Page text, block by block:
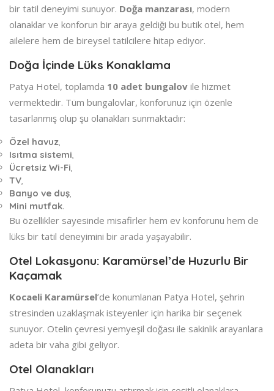
bir tatil deneyimi sunuyor. Doğa manzarası, modern
olanaklar ve konforun bir araya geldiği bu butik otel, hem
ailelere hem de bireysel tatilcilere hitap ediyor.
Doğa İçinde Lüks Konaklama
Patya Hotel, toplamda 10 adet bungalov ile hizmet
vermektedir. Tüm bungalovlar, konforunuz için özenle
tasarlanmış olup şu olanakları sunmaktadır:
Özel havuz,
Isıtma sistemi,
Ücretsiz Wi-Fi,
TV,
Banyo ve duş,
Mini mutfak.
Bu özellikler sayesinde misafirler hem ev konforunu hem de
lüks bir tatil deneyimini bir arada yaşayabilir.
Otel Lokasyonu: Karamürsel’de Huzurlu Bir
Kaçamak
Kocaeli Karamürsel’de konumlanan Patya Hotel, şehrin
stresinden uzaklaşmak isteyenler için harika bir seçenek
sunuyor. Otelin çevresi yemyeşil doğası ile sakinlik arayanlara
adeta bir vaha gibi geliyor.
Otel Olanakları